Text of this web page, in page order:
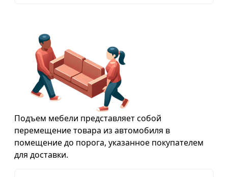
Подъем мебели представляет собой
перемещение товара из автомобиля в
помещение до порога, указанное покупателем
для доставки.